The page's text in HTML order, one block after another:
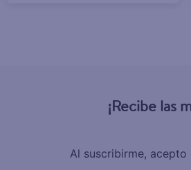
¡Recibe las
Al suscribirme, acepto